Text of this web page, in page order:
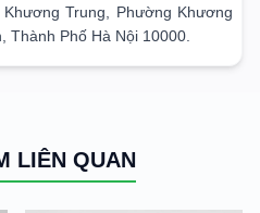
Khương Trung, Phường Khương
Thành Phố Hà Nội 10000.
LIÊN QUAN